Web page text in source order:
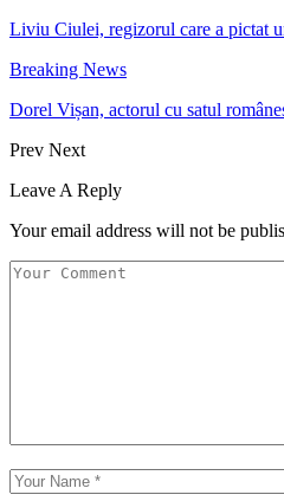
Liviu Ciulei, regizorul care a pictat
Breaking News
Dorel Vișan, actorul cu satul
Prev Next
Leave A Reply
Your email address will not be